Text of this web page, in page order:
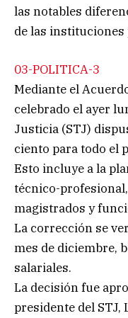
las notables
de las
03-POLITICA-3
Mediante el
celebrado el ayer
Justicia (STJ)
ciento para todo el
Esto incluye a la
técnico-
magistrados y
La corrección se
mes de diciembre,
salariales.
La decisión fue
presidente del STJ,